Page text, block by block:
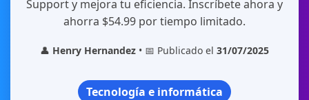
Support y mejora tu eficiencia. Inscríbete ahora y
ahorra $54.99 por tiempo limitado.
👤 Henry Hernandez • 📅 Publicado el 31/07/2025
Tecnología e informática